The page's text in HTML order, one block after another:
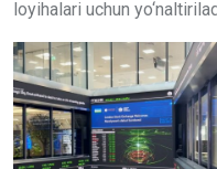
loyihalari uchun